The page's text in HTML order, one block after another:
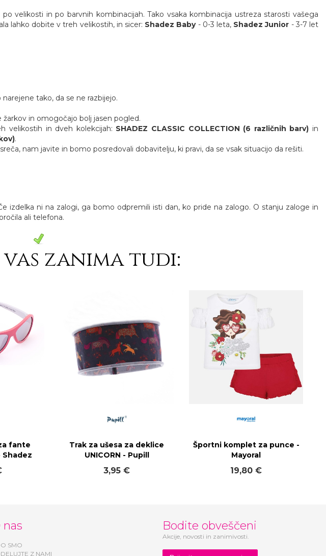
po velikosti in po barvnih kombinacijah. Tako vsaka kombinacija ustreza starosti vašega
lahko dobite v treh velikostih, in sicer: Shadez Baby- 0-3 leta, Shadez Junior - 3-7 let
narejene tako, da se ne razbijejo.
in omogočajo bolj jasen pogled.
velikostih in dveh kolekcijah: SHADEZ CLASSIC COLLECTION (6 različnih barv) in
.
nam javite in bomo posredovali dobavitelju, ki pravi, da se vsak situacijo da rešiti.
izdelka ni na zalogi, ga bomo odpremili isti dan, ko pride na zalogo. O stanju zaloge in
ali telefona.
zanima tudi:
fante
Shadez
Trak za ušesa za deklice
UNICORN - Pupill
3,95 €
Športni komplet za punce -
Mayoral
19,80 €
nas
SMO
Z NAMI
Bodite obveščeni
Akcije, novosti in zanimivosti.